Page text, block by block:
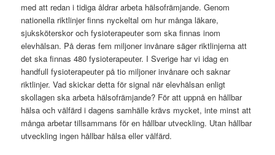
med att redan i tidiga åldrar arbeta hälsofrämjande. Genom
nationella riktlinjer finns nyckeltal om hur många läkare,
sjuksköterskor och fysioterapeuter som ska finnas inom
elevhälsan. På deras fem miljoner invånare säger riktlinjerna att
det ska finnas 480 fysioterapeuter. I Sverige har vi idag en
handfull fysioterapeuter på tio miljoner invånare och saknar
riktlinjer. Vad skickar detta för signal när elevhälsan enligt
skollagen ska arbeta hälsofrämjande? För att uppnå en hållbar
hälsa och välfärd i dagens samhälle krävs mycket, inte minst att
många arbetar tillsammans för en hållbar utveckling. Utan hållbar
utveckling ingen hållbar hälsa eller välfärd.